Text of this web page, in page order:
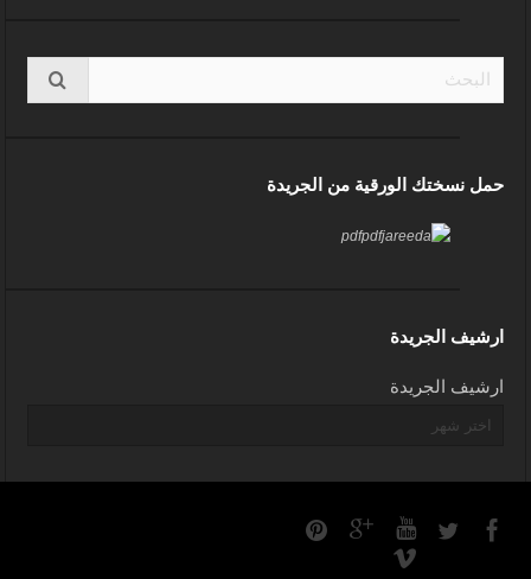
حمل نسختك الورقية من الجريدة
ارشيف الجريدة
ارشيف الجريدة